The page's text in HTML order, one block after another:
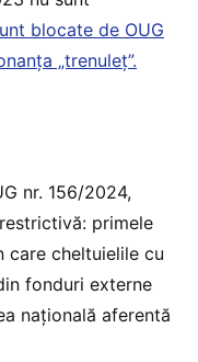
blocate de OUG
„trenuleț”.
nr. 156/2024,
primele
care cheltuielile cu
fonduri externe
națională aferentă